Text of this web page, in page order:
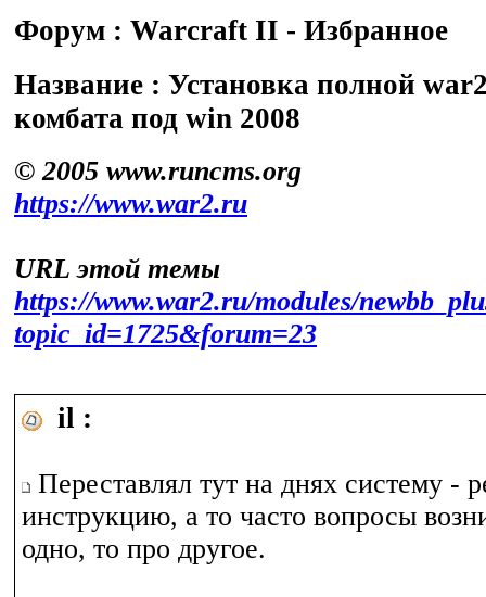
Форум : Warсraft II - Избранное
Название : Установка полной
комбата под win 2008
© 2005 www.runcms.org
https://www.war2.ru
URL этой темы
https://www.war2.ru/modules/
topic_id=1725&forum=23
il :
Переставлял тут на днях систему -
инструкцию, а то часто вопросы
одно, то про другое.